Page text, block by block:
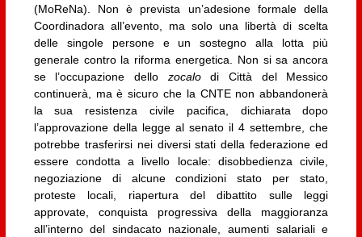
(MoReNa). Non è prevista un’adesione formale della
Coordinadora all’evento, ma solo una libertà di scelta
delle singole persone e un sostegno alla lotta più
generale contro la riforma energetica. Non si sa ancora
se l’occupazione dello zocalodi Città del Messico
continuerà, ma è sicuro che la CNTE non abbandonerà
la sua resistenza civile pacifica, dichiarata dopo
l’approvazione della legge al senato il 4 settembre, che
potrebbe trasferirsi nei diversi stati della federazione ed
essere condotta a livello locale: disobbedienza civile,
negoziazione di alcune condizioni stato per stato,
proteste locali, riapertura del dibattito sulle leggi
approvate, conquista progressiva della maggioranza
all’interno del sindacato nazionale, aumenti salariali e